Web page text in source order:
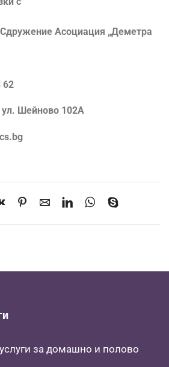
Асоциация „Деметра
62
ул. Шейново 102А
за домашно и полово